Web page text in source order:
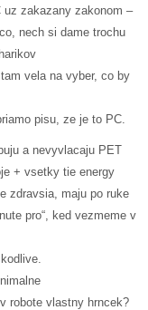
uz zakazany zakonom –
nech si dame trochu
vela na vyber, co by
pisu, ze je to PC.
a nevyvlacaju PET
+ vsetky tie energy
zdravsia, maju po ruke
pro“, ked vezmeme v
robote vlastny hrncek?